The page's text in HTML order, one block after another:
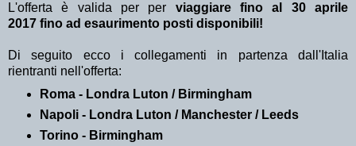
L'offerta è valida per per viaggiare
fino al 30 aprile
2017 fino ad esaurimento posti disponibili!
Di seguito ecco i collegamenti in partenza dall'Italia
rientranti nell'offerta:
Roma - Londra Luton / Birmingham
Napoli - Londra Luton / Manchester / Leeds
Torino - Birmingham